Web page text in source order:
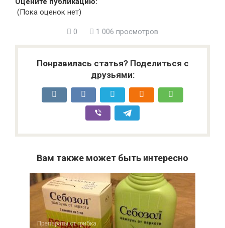
(Пока оценок нет)
0 1 006 просмотров
Понравилась статья? Поделиться с
друзьями:
Вам также может быть интересно
Препараты от грибка